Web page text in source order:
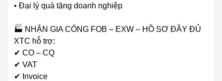
• Đại lý quà tặng doanh nghiệp
🏭 NHẬN GIA CÔNG FOB – EXW – HỒ SƠ ĐẦY ĐỦ
XTC hỗ trợ:
✔ CO – CQ
✔ VAT
✔ Invoice